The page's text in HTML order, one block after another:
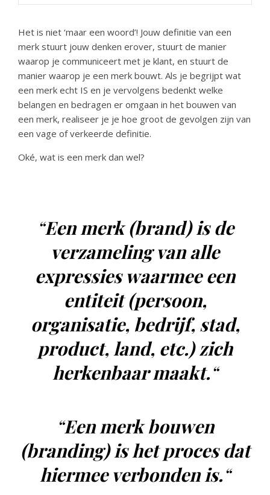
Het is niet ‘maar een woord’! Jouw definitie van een
merk stuurt jouw denken erover, stuurt de manier
waarop je communiceert met je klant, en stuurt de
manier waarop je een merk bouwt. Als je begrijpt wat
een merk echt IS en je vervolgens bedenkt welke
belangen en bedragen er omgaan in het bouwen van
een merk, realiseer je je hoe groot de gevolgen zijn van
een vage of verkeerde definitie.
Oké, wat is een merk dan wel?
“Een merk (brand) is de
verzameling van alle
expressies waarmee een
entiteit (persoon,
organisatie, bedrijf, stad,
product, land, etc.) zich
herkenbaar maakt.“
“Een merk bouwen
(branding) is het proces dat
hiermee verbonden is.“